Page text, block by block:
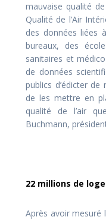
mauvaise qualité
Qualité de l’Air
des données liées
bureaux, des
sanitaires et
de données
publics d’édicter
de les mettre en
qualité de l’air
Buchmann,
22 millions de
Après avoir mesuré